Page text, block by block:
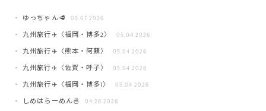
ゆっちゃん🥩 05.07 2026
九州旅行✈️〈福岡・博多2〉 05.04 2026
九州旅行✈️〈熊本・阿蘇〉 05.04 2026
九州旅行✈️〈佐賀・呼子〉 05.04 2026
九州旅行✈️〈福岡・博多1〉 05.04 2026
しめはらーめん🍜 04.26 2026